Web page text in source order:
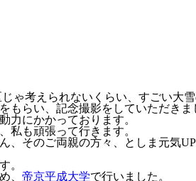
じゃ考えられないくらい、すごい大
もらい、記念撮影をしていただきま
力にかかっております。
私も頑張って行きます。
、そのご両親の方々、としま元気
。
、 帝京平成大学で行いました。